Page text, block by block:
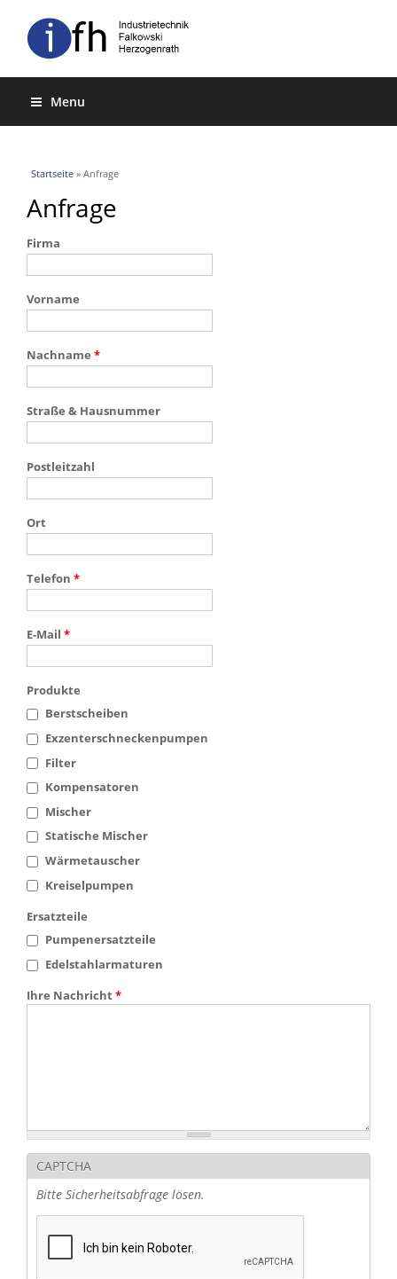
Menu
Sie sind hier
Startseite » Anfrage
Anfrage
Firma
Vorname
Nachname *
Straße & Hausnummer
Postleitzahl
Ort
Telefon *
E-Mail *
Produkte
Berstscheiben
Exzenterschneckenpumpen
Filter
Kompensatoren
Mischer
Statische Mischer
Wärmetauscher
Kreiselpumpen
Ersatzteile
Pumpenersatzteile
Edelstahlarmaturen
Ihre Nachricht*
CAPTCHA
Bitte Sicherheitsabfrage lösen.